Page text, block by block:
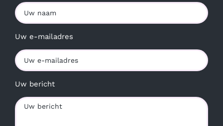
Uw e-mailadres
Uw bericht